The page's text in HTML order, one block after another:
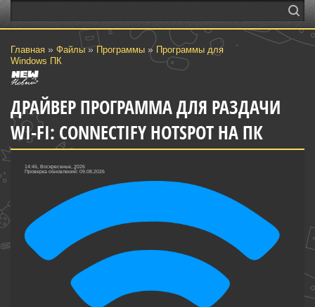
Главная » Файлы»Программы » Программы для
Windows ПК
ДРАЙВЕР ПРОГРАММА ДЛЯ РАЗДАЧИ
WI-FI: CONNECTIFY HOTSPOT НА ПК
14:46, Воскресенье, 2026
Проверка обновлений: 09.08.2026